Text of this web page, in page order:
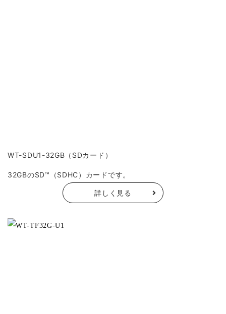
WT-SDU1-32GB（SDカード）
32GBのSD™（SDHC）カードです。
詳しく見る